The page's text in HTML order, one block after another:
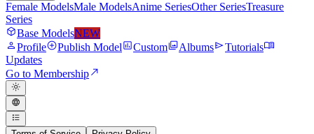
Female ModelsMale ModelsAnime SeriesOther SeriesTreasure
Series
deployed_codeBase ModelsNEW
personProfileadd_circlePublish ModelassessmentCustomphoto_libraryAlbumssendTutorialsmenu_book
Updates
Go to Membershipnorth_east
light_mode
language
format_list_bulleted